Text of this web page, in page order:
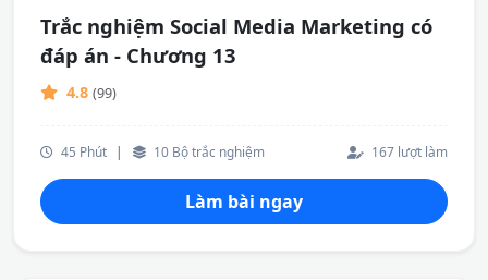
Trắc nghiệm Social Media Marketing có
đáp án - Chương 13
4.8 (99)
45 Phút | 10 Bộ trắc nghiệm 167 lượt làm
Làm bài ngay